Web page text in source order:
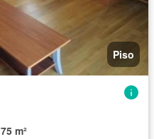
Piso
75 m²